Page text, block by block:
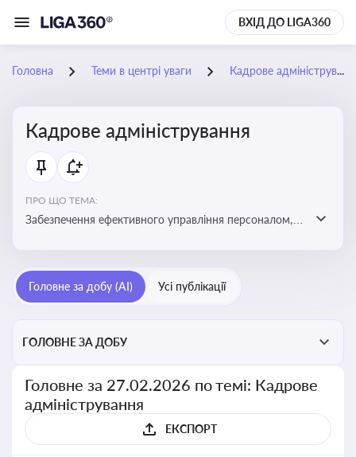
ВХІД ДО LIGA360
Головна Теми в центрі уваги Кадрове адміністрування
Кадрове адміністрування
ПРО ЩО ТЕМА:
Забезпечення ефективного управління персоналом,
Головне за добу (AI) Усі публікації
ГОЛОВНЕ ЗА ДОБУ
Головне за 27.02.2026 по темі: Кадрове
адміністрування
ЕКСПОРТ